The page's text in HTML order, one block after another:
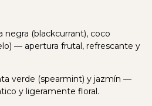
negra (blackcurrant), coco
— apertura frutal, refrescante y
verde (spearmint) y jazmín —
y ligeramente floral.